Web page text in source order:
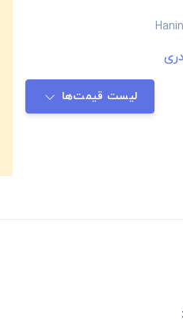
لیست قیمت‌ها